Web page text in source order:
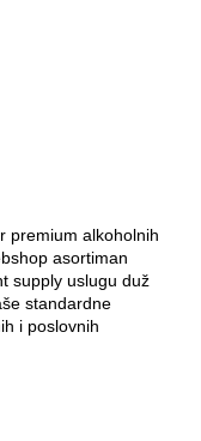
premium alkoholnih
asortiman
supply uslugu duž
standardne
i poslovnih